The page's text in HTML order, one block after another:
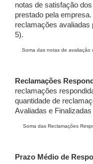
notas de satisfação
prestado pela
reclamações avaliadas
5).
Soma das notas de avaliação
Reclamações
reclamações
quantidade de
Avaliadas e
Soma das Reclamações
Prazo Médio de